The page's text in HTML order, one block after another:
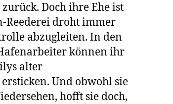
Doch ihre Ehe ist
Reederei droht immer
abzugleiten. In den
können ihr
alter
Und obwohl sie
hofft sie doch,